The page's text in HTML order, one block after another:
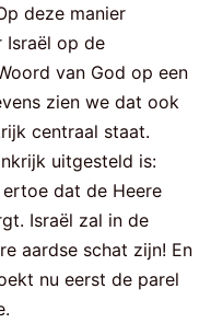
deze manier
Israël op de
van God op een
zien we dat ook
centraal staat.
uitgesteld is:
dat de Heere
Israël zal in de
aardse schat zijn! En
nu eerst de parel